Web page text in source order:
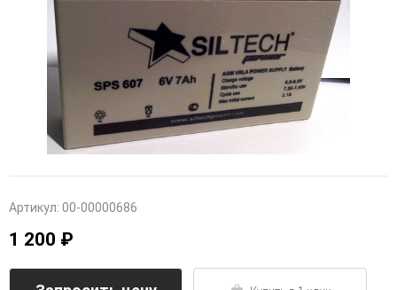
Артикул: 00-00000686
1 200 ₽